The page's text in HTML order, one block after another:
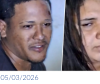
05/03/2026